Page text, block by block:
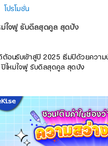
โปรโมชั่น
ม่ใจฟู รับดีลสุดคูล สุดปัง
อนรับเข้าสู่ปี 2025 เริ่มปีด้วยควา
ปีใหม่ใจฟู รับดีลสุดคูล สุดปัง